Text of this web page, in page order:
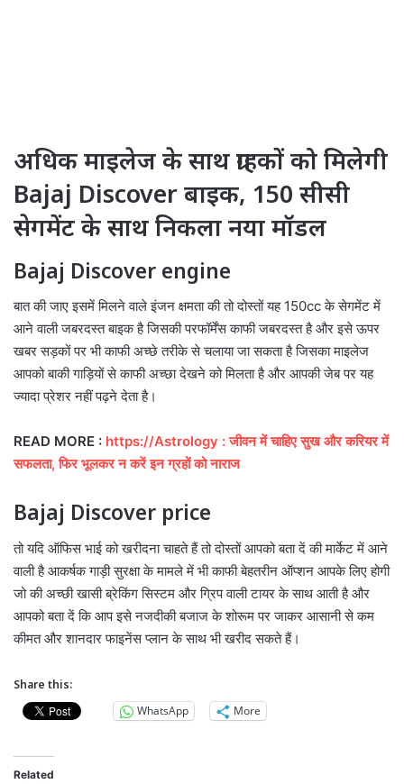
अधिक माइलेज के साथ ग्राहकों को मिलेगी
Bajaj Discover बाइक, 150 सीसी
सेगमेंट के साथ निकला नया मॉडल
Bajaj Discover engine
बात की जाए इसमें मिलने वाले इंजन क्षमता की तो दोस्तों यह 150cc के सेगमेंट में
आने वाली जबरदस्त बाइक है जिसकी परफॉर्मेंस काफी जबरदस्त है और इसे ऊपर
खबर सड़कों पर भी काफी अच्छे तरीके से चलाया जा सकता है जिसका माइलेज
आपको बाकी गाड़ियों से काफी अच्छा देखने को मिलता है और आपकी जेब पर यह
ज्यादा प्रेशर नहीं पढ़ने देता है।
READ MORE : https://Astrology : जीवन में चाहिए सुख और करियर में
सफलता, फिर भूलकर न करें इन ग्रहों को नाराज
Bajaj Discover price
तो यदि ऑफिस भाई को खरीदना चाहते हैं तो दोस्तों आपको बता दें की मार्केट में आने
वाली है आकर्षक गाड़ी सुरक्षा के मामले में भी काफी बेहतरीन ऑप्शन आपके लिए होगी
जो की अच्छी खासी ब्रेकिंग सिस्टम और ग्रिप वाली टायर के साथ आती है और
आपको बता दें कि आप इसे नजदीकी बजाज के शोरूम पर जाकर आसानी से कम
कीमत और शानदार फाइनेंस प्लान के साथ भी खरीद सकते हैं।
Share this:
WhatsApp
More
Related